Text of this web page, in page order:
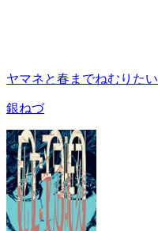
ヤマネと春までねむりたい
銀ねづ